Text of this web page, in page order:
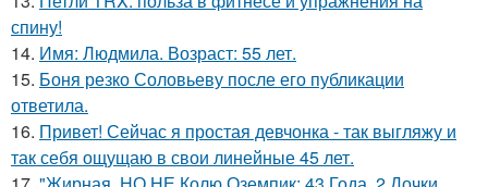
спину!
14. Имя: Людмила. Возраст: 55 лет.
15. Боня резко Соловьеву после его публикации
ответила.
16. Привет! Сейчас я простая девчонка - так выгляжу и
так себя ощущаю в свои линейные 45 лет.